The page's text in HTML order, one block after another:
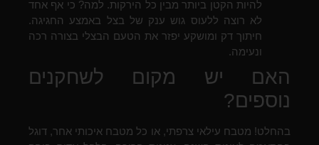
להיות הקטן ביותר מבין כל הירקות. למה? כי אף אחד
לא רוצה ללעוס גוש ענק של בצל באמצע החגיגה.
חיתוך דק ומושקע יפזר את הטעם הבצלי בצורה רכה
ונעימה.
האם יש מקום לשחקנים
נוספים?
בהחלט! מטבח עילאי צרפתי, או כל מטבח איכותי אחר, דוגל